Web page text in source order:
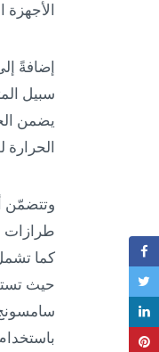
يضمن
كما